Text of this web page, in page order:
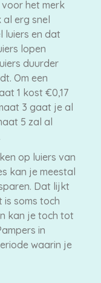
het merk
al erg snel
luiers en dat
lopen
duurder
Om een
1 kost €0,17
3 gaat je al
5 zal al
op luiers van
kan je meestal
Dat lijkt
is soms toch
kan je toch tot
in
waarin je